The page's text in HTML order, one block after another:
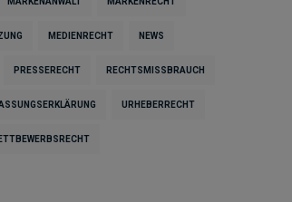
MEDIENRECHT NEWS
PRESSERECHT RECHTSMISSBRAUCH
URHEBERRECHT